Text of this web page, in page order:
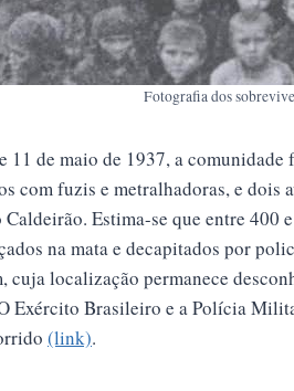
Fotografia dos
11 de maio de 1937, a
com fuzis e metralhadoras, e
Estima-se que entre 400
na mata e decapitados por
cuja localização permanece
Exército Brasileiro e a Polícia
(link).